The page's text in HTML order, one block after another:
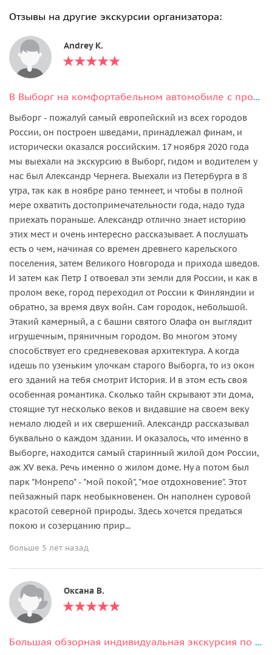
Отзывы на другие экскурсии организатора:
Andrey K.
В Выборг на комфортабельном автомобиле с профессиональным краеведом
Выборг - пожалуй самый европейский из всех городов
России, он построен шведами, принадлежал финам, и
исторически оказался российским. 17 ноября 2020 года
мы выехали на экскурсию в Выборг, гидом и водителем у
нас был Александр Чернега. Выехали из Петербурга в 8
утра, так как в ноябре рано темнеет, и чтобы в полной
мере охватить достопримечательности года, надо туда
приехать пораньше. Александр отлично знает историю
этих мест и очень интересно рассказывает. А послушать
есть о чем, начиная со времен древнего карельского
поселения, затем Великого Новгорода и прихода шведов.
И затем как Петр I отвоевал эти земли для России, и как в
пролом веке, город переходил от России к Финляндии и
обратно, за время двух войн. Сам городок, небольшой.
Этакий камерный, а с башни святого Олафа он выглядит
игрушечным, пряничным городом. Во многом этому
способствует его средневековая архитектура. А когда
идешь по узеньким улочкам старого Выборга, то из окон
его зданий на тебя смотрит История. И в этом есть своя
особенная романтика. Сколько тайн скрывают эти дома,
стоящие тут несколько веков и видавшие на своем веку
немало людей и их свершений. Александр рассказывал
буквально о каждом здании. И оказалось, что именно в
Выборге, находится самый старинный жилой дом России,
аж XV века. Речь именно о жилом доме. Ну а потом был
парк "Монрепо" - "мой покой", "мое отдохновение". Этот
пейзажный парк необыкновенен. Он наполнен суровой
красотой северной природы. Здесь хочется предаться
покою и созерцанию прир...
больше 5 лет назад
Оксана В.
Большая обзорная индивидуальная экскурсия по Петербургу на автомобиле